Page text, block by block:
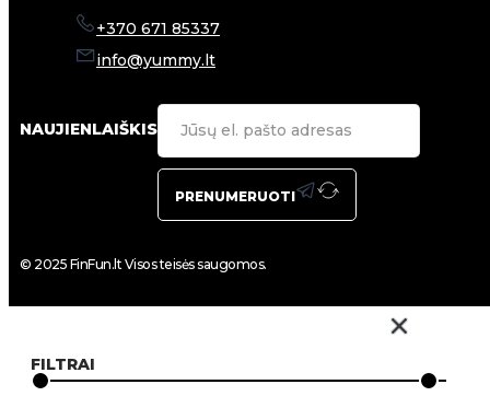
+370 671 85337
info@yummy.lt
NAUJIENLAIŠKIS
PRENUMERUOTI
© 2025 FinFun.lt Visos teisės saugomos.
FILTRAI